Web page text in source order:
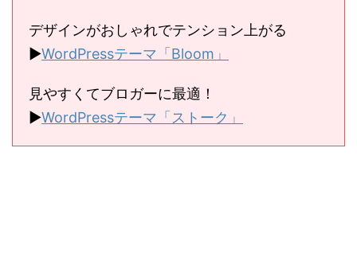
デザインがおしゃれでテンション上がる
▶︎WordPressテーマ「Bloom」
見やすくてブロガーに最適！
▶︎WordPressテーマ「ストーク」